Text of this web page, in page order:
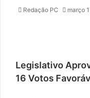
Redação PC março
Legislativo
16 Votos